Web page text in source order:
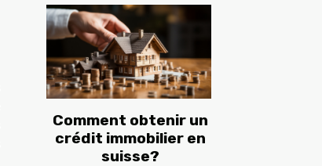
Comment obtenir un
crédit immobilier en
suisse?